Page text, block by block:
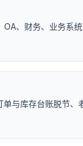
OA、财务、业务系
单与库存台账脱节、